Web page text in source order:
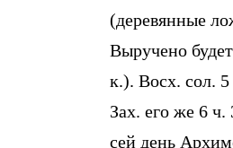
(деревянные
Выручено
к.). Восх. сол.
Зах. его же 6
сей день